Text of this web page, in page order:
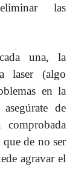
las
una, la
laser (algo
en la
de
de no ser
agravar el